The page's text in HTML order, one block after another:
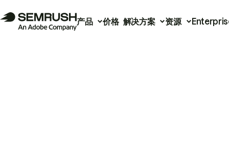
产品 价格 解决方案 资源